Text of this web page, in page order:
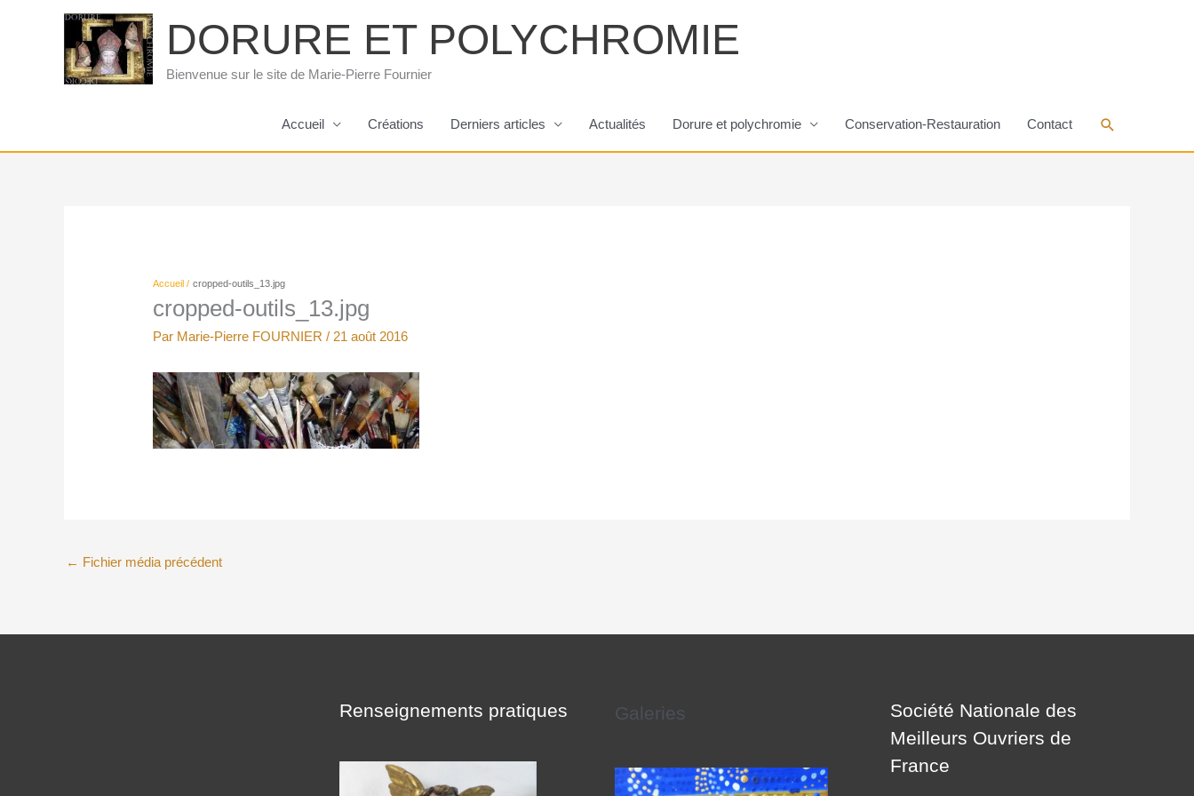
DORURE ET POLYCHROMIE
Bienvenue sur le site de Marie-Pierre Fournier
Accueil Créations Derniers articles Actualités Dorure et polychromie Conservation-Restauration Contact Rechercher
Accueil cropped-outils_13.jpg
cropped-outils_13.jpg
Par Marie-Pierre FOURNIER/ 21 août 2016
← Fichier média précédent
Renseignements pratiques Galeries
Société Nationale des
Meilleurs Ouvriers de
France